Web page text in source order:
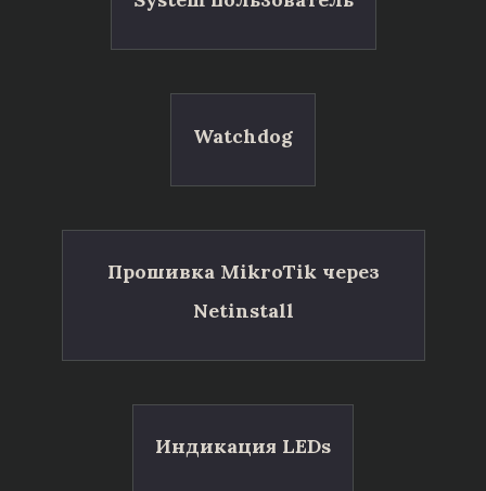
Watchdog
Прошивка MikroTik через
Netinstall
Индикация LEDs